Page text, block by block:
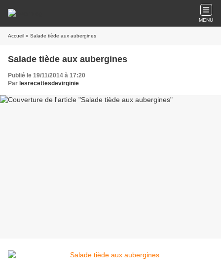
MENU
Accueil » Salade tiède aux aubergines
Salade tiède aux aubergines
Publié le 19/11/2014 à 17:20
Par lesrecettesdevirginie